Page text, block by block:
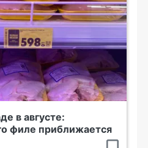
в августе:
филе приближается